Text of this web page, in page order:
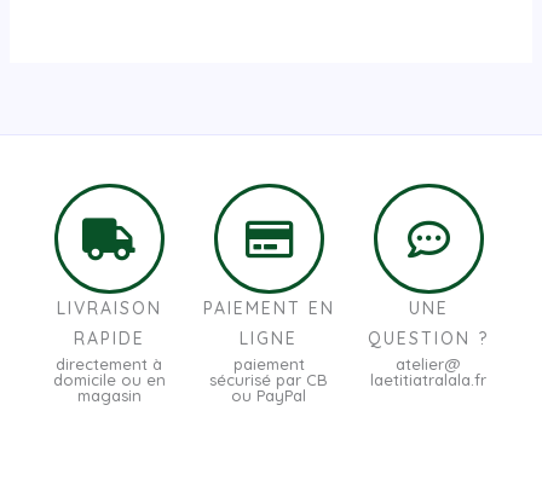
LIVRAISON
RAPIDE
directement à
domicile ou en
magasin
PAIEMENT EN
LIGNE
paiement
sécurisé par CB
ou PayPal
UNE
QUESTION ?
atelier@
laetitiatralala.fr